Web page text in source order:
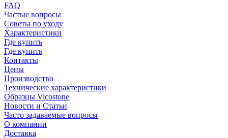
FAQ
Частые вопросы
Советы по уходу
Характеристики
Где купить
Где купить
Контакты
Цены
Производство
Технические характеристики
Образцы Vicostone
Новости и Статьи
Часто задаваемые вопросы
О компании
Доставка